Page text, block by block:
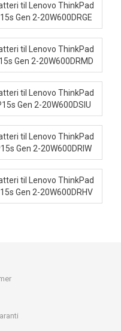
til Lenovo ThinkPad
Gen 2-20W600DRGE
til Lenovo ThinkPad
Gen 2-20W600DRMD
til Lenovo ThinkPad
Gen 2-20W600DSIU
til Lenovo ThinkPad
Gen 2-20W600DRIW
til Lenovo ThinkPad
Gen 2-20W600DRHV